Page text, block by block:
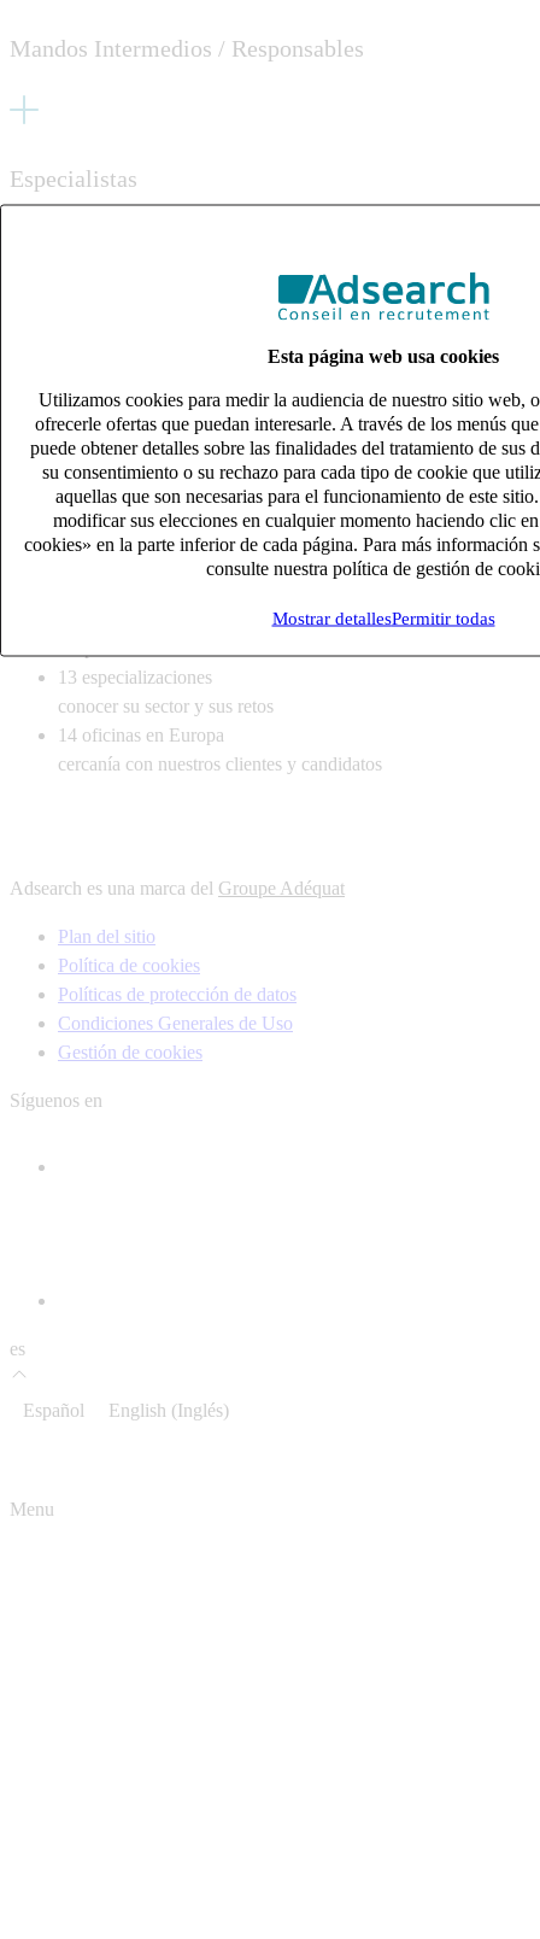
Esta página web usa cookies
Utilizamos cookies para medir la audiencia de nuestro sitio web,
ofrecerle ofertas que puedan interesarle. A través de los menús
puede obtener detalles sobre las finalidades del tratamiento de sus
su consentimiento o su rechazo para cada tipo de cookie que
aquellas que son necesarias para el funcionamiento de este
modificar sus elecciones en cualquier momento haciendo clic
cookies» en la parte inferior de cada página. Para más información
consulte nuestra política de gestión de
Mostrar detallesPermitir todas
es
Español English (Inglés)
Menu
Mandos Intermedios / Responsables
Especialistas
Áreas Transversales y de Operaciones
2 servicios
adaptarse a sus necesidades de reclutamiento
13 especializaciones
conocer su sector y sus retos
14 oficinas en Europa
cercanía con nuestros clientes y candidatos
13 especializaciones
conocer su sector y sus retos
14 oficinas en Europa
cercanía con nuestros clientes y candidatos
Adsearch es una marca del Groupe Adéquat
Plan del sitio
Política de cookies
Políticas de protección de datos
Condiciones Generales de Uso
Gestión de cookies
Síguenos en